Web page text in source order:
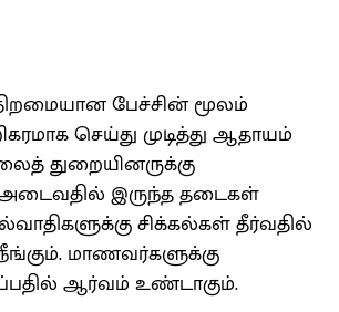
பேச்சின் மூலம்
செய்து முடித்து ஆதாயம்
துறையினருக்கு
இருந்த தடைகள்
சிக்கல்கள் தீர்வதில்
மாணவர்களுக்கு
ஆர்வம் உண்டாகும்.